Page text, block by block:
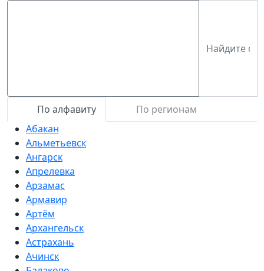
По алфавиту
По регионам
Абакан
Альметьевск
Ангарск
Апрелевка
Арзамас
Армавир
Артём
Архангельск
Астрахань
Ачинск